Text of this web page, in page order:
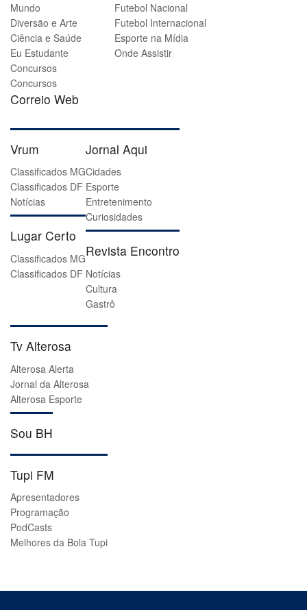
Mundo
Diversão e Arte
Ciência e Saúde
Eu Estudante
Concursos
Concursos
Correio Web
Futebol Nacional
Futebol Internacional
Esporte na Mídia
Onde Assistir
Vrum
Classificados MG
Classificados DF
Notícias
Lugar Certo
Classificados MG
Classificados DF
Jornal Aqui
Cidades
Esporte
Entretenimento
Curiosidades
Revista Encontro
Notícias
Cultura
Gastrô
Tv Alterosa
Alterosa Alerta
Jornal da Alterosa
Alterosa Esporte
Sou BH
Tupi FM
Apresentadores
Programação
PodCasts
Melhores da Bola Tupi